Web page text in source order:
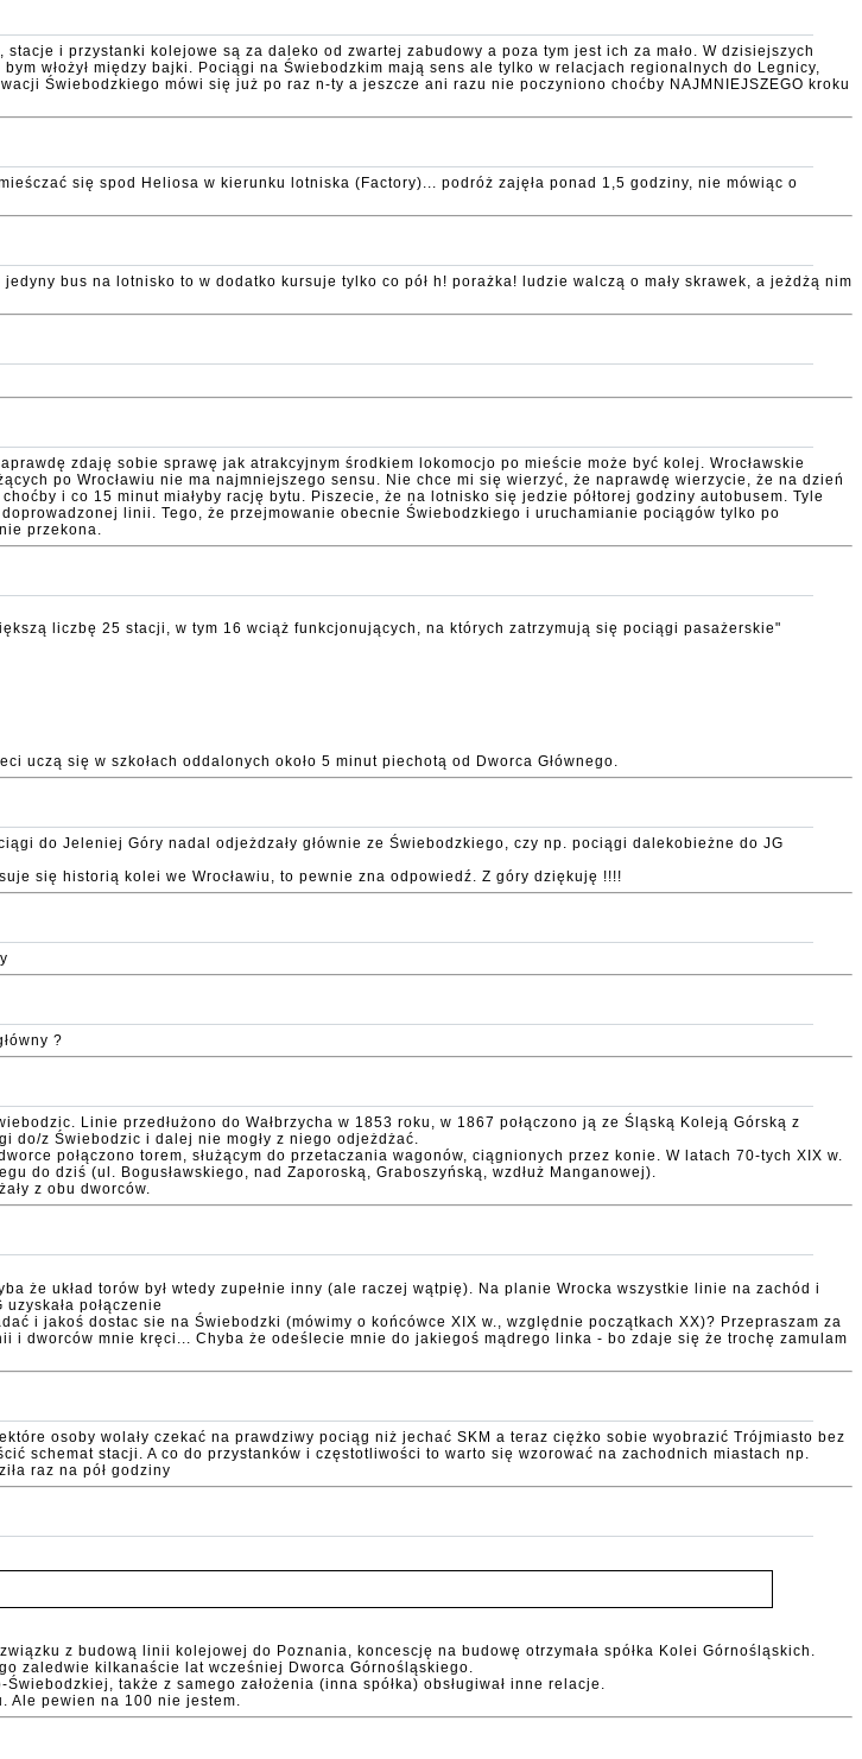
i przystanki kolejowe są za daleko od zwartej zabudowy a poza tym jest ich za mało. W dzisiejszych
włożył między bajki. Pociągi na Świebodzkim mają sens ale tylko w relacjach regionalnych do Legnicy,
Świebodzkiego mówi się już po raz n-ty a jeszcze ani razu nie poczyniono choćby NAJMNIEJSZEGO kroku
się spod Heliosa w kierunku lotniska (Factory)... podróż zajęła ponad 1,5 godziny, nie mówiąc o
bus na lotnisko to w dodatko kursuje tylko co pół h! porażka! ludzie walczą o mały skrawek, a jeżdżą nim
zdaję sobie sprawę jak atrakcyjnym środkiem lokomocjo po mieście może być kolej. Wrocławskie
po Wrocławiu nie ma najmniejszego sensu. Nie chce mi się wierzyć, że naprawdę wierzycie, że na dzień
i co 15 minut miałyby rację bytu. Piszecie, że na lotnisko się jedzie półtorej godziny autobusem. Tyle
linii. Tego, że przejmowanie obecnie Świebodzkiego i uruchamianie pociągów tylko po
przekona.
liczbę 25 stacji, w tym 16 wciąż funkcjonujących, na których zatrzymują się pociągi pasażerskie"
uczą się w szkołach oddalonych około 5 minut piechotą od Dworca Głównego.
do Jeleniej Góry nadal odjeżdzały głównie ze Świebodzkiego, czy np. pociągi dalekobieżne do JG
się historią kolei we Wrocławiu, to pewnie zna odpowiedź. Z góry dziękuję !!!!
?
Linie przedłużono do Wałbrzycha w 1853 roku, w 1867 połączono ją ze Śląską Koleją Górską z
do/z Świebodzic i dalej nie mogły z niego odjeżdżać.
połączono torem, służącym do przetaczania wagonów, ciągnionych przez konie. W latach 70-tych XIX w.
do dziś (ul. Bogusławskiego, nad Zaporoską, Graboszyńską, wzdłuż Manganowej).
z obu dworców.
że układ torów był wtedy zupełnie inny (ale raczej wątpię). Na planie Wrocka wszystkie linie na zachód i
połączenie
i jakoś dostac sie na Świebodzki (mówimy o końcówce XIX w., względnie początkach XX)? Przepraszam za
i dworców mnie kręci... Chyba że odeślecie mnie do jakiegoś mądrego linka - bo zdaje się że trochę zamulam
osoby wolały czekać na prawdziwy pociąg niż jechać SKM a teraz ciężko sobie wyobrazić Trójmiasto bez
schemat stacji. A co do przystanków i częstotliwości to warto się wzorować na zachodnich miastach np.
raz na pół godziny
z budową linii kolejowej do Poznania, koncescję na budowę otrzymała spółka Kolei Górnośląskich.
zaledwie kilkanaście lat wcześniej Dworca Górnośląskiego.
także z samego założenia (inna spółka) obsługiwał inne relacje.
Ale pewien na 100 nie jestem.